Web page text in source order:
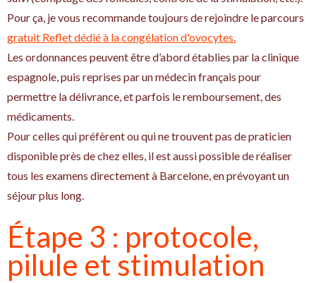
Pour ça, je vous recommande toujours de rejoindre le parcours
gratuit Reflet dédié à la congélation d'ovocytes.
Les ordonnances peuvent être d’abord établies par la clinique
espagnole, puis reprises par un médecin français pour
permettre la délivrance, et parfois le remboursement, des
médicaments.
Pour celles qui préfèrent ou qui ne trouvent pas de praticien
disponible près de chez elles, il est aussi possible de réaliser
tous les examens directement à Barcelone, en prévoyant un
séjour plus long.
Étape 3 : protocole,
pilule et stimulation